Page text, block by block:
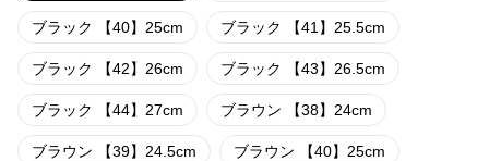
ブラック 【40】25cm ブラック 【41】25.5cm
ブラック 【42】26cm ブラック 【43】26.5cm
ブラック 【44】27cm ブラウン 【38】24cm
ブラウン 【39】24.5cm ブラウン 【40】25cm